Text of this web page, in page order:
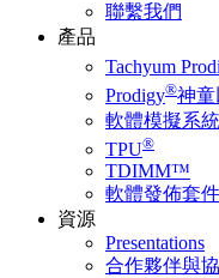
聯繫我們
產品
Tachyum
Prodigy®神童
軟體模擬系統
TPU®
TDIMM™
軟體發佈套件
資源
Presentations
合作夥伴與